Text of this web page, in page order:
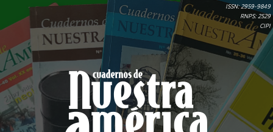
ISSN: 2959-9849
RNPS: 2529
CIPI